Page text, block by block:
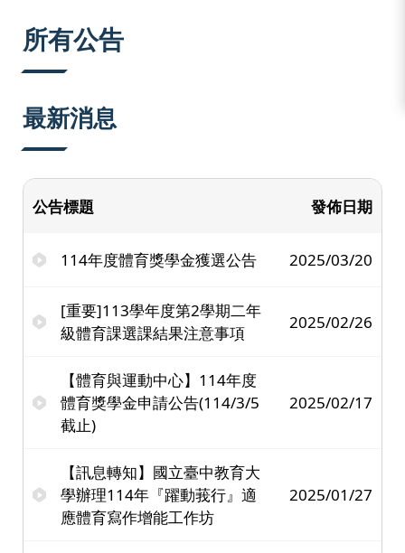
所有公告
最新消息
公告標題 發佈日期
114年度體育獎學金獲選公告 2025/03/20
[重要]113學年度第2學期二年
級體育課選課結果注意事項
2025/02/26
【體育與運動中心】114年度
體育獎學金申請公告(114/3/5
截止)
2025/02/17
【訊息轉知】國立臺中教育大
學辦理114年『躍動莪行』適
應體育寫作增能工作坊
2025/01/27